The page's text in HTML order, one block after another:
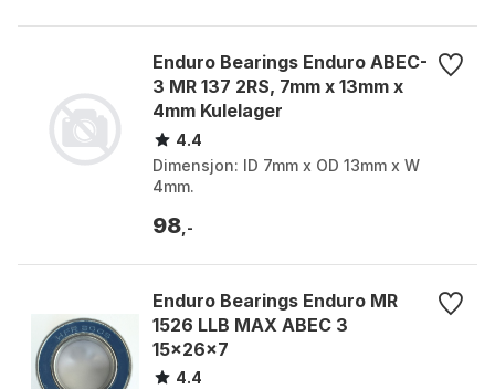
Enduro Bearings Enduro ABEC-
3 MR 137 2RS, 7mm x 13mm x
4mm Kulelager
4.4
Dimensjon: ID 7mm x OD 13mm x W
4mm.
98 ,-
Enduro Bearings Enduro MR
1526 LLB MAX ABEC 3
15x26x7
4.4